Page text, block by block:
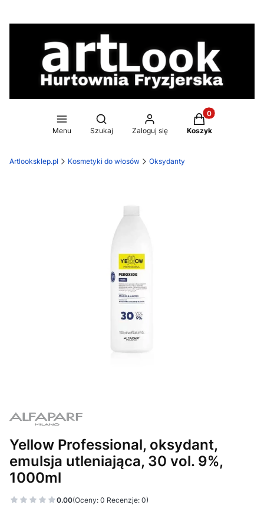
Menu
Otwórz wyszukiwarkę
Szukaj Zaloguj się
Produkty w
Koszyk
Artlooksklep.pl Kosmetyki do włosów Oksydanty
Yellow Professional, oksydant,
emulsja utleniająca, 30 vol. 9%,
1000ml
0.00(Oceny: 0 Recenzje: 0)